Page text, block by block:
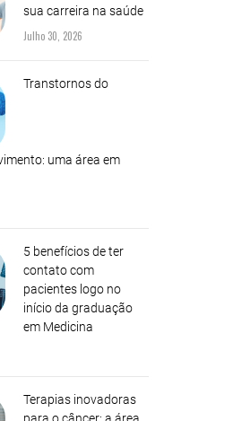
sua carreira na saúde
Julho 30, 2026
Transtornos do
uma área em
5 benefícios de ter
contato com
pacientes logo no
início da graduação
em Medicina
Terapias inovadoras